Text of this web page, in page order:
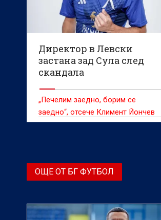
Директор в Левски
застана зад Сула след
скандала
„Печелим заедно, борим се
заедно“, отсече Климент Йончев
ОЩЕ ОТ БГ ФУТБОЛ